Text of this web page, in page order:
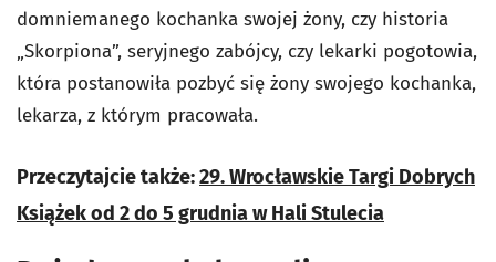
domniemanego kochanka swojej żony, czy historia
„Skorpiona”, seryjnego zabójcy, czy lekarki pogotowia,
która postanowiła pozbyć się żony swojego kochanka,
lekarza, z którym pracowała.
Przeczytajcie także:29. Wrocławskie Targi Dobrych
Książek od 2 do 5 grudnia w Hali Stulecia